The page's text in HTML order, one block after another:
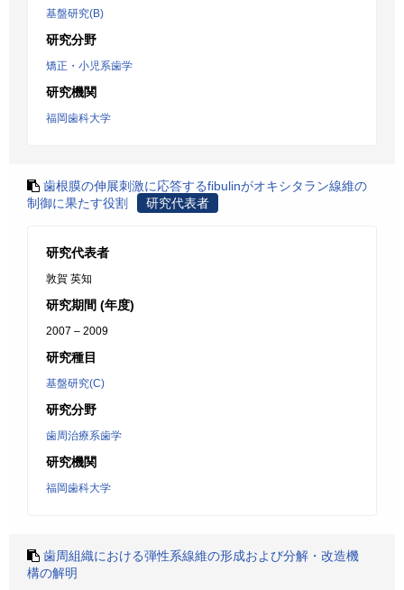
基盤研究(B)
研究分野
矯正・小児系歯学
研究機関
福岡歯科大学
歯根膜の伸展刺激に応答するfibulinがオキシタラン線維の
制御に果たす役割
研究代表者
研究代表者
敦賀 英知
研究期間 (年度)
2007 – 2009
研究種目
基盤研究(C)
研究分野
歯周治療系歯学
研究機関
福岡歯科大学
歯周組織における弾性系線維の形成および分解・改造機
構の解明